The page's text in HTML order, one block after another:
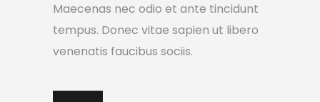
Maecenas nec odio et ante tincidunt
tempus. Donec vitae sapien ut libero
venenatis faucibus sociis.